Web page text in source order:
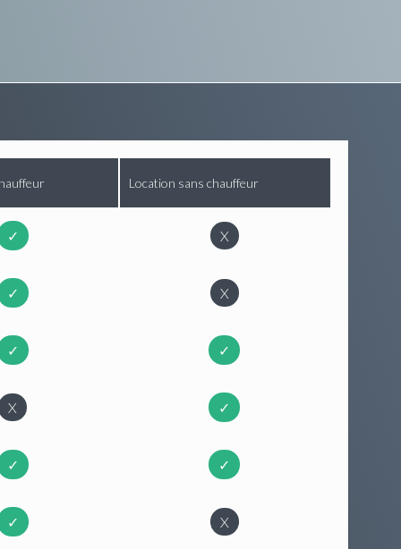
Location sans chauffeur
✓ X
✓ X
✓ ✓
X ✓
✓ ✓
✓ X